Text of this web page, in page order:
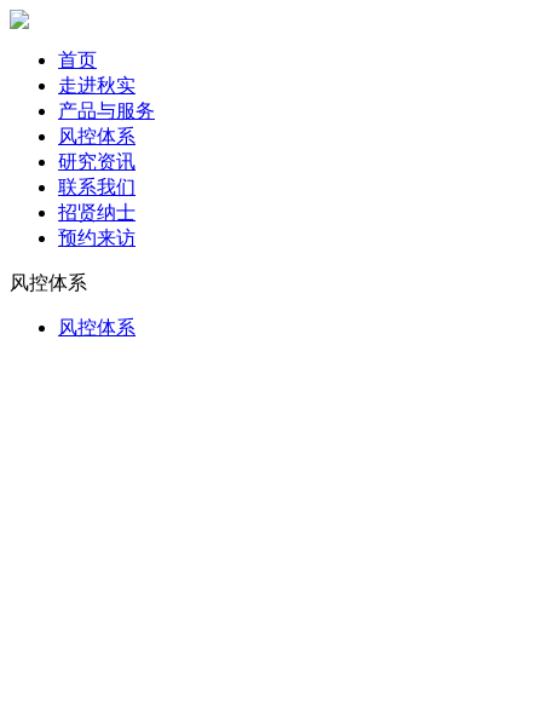
首页
走进秋实
产品与服务
风控体系
研究资讯
联系我们
招贤纳士
预约来访
风控体系
风控体系